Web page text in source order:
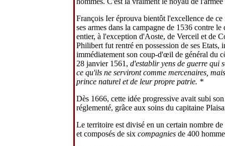
François Ier éprouva bientôt l'excellence de
ses armes dans la campagne de 1536 contre
entier, à l'exception d'Aoste, de Verceil et de
Philibert fut rentré en possession de ses
immédiatement son coup-d'œil de général du
28 janvier 1561, d'establir yens de guerre qui
ce qu'ils ne serviront comme mercenaires,
prince naturel et de leur propre patrie. *
Dès 1666, cette idée progressive avait subi
réglementé, grâce aux soins du capitaine
Le territoire est divisé en un certain nombre
et composés de six compagnies de 400